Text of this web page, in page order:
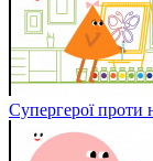
Супергерої проти